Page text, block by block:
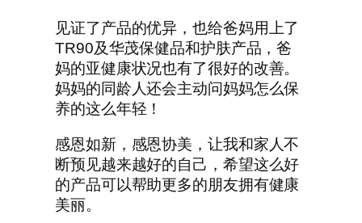
见证了产品的优异，也给爸妈用上了
TR90及华茂保健品和护肤产品，爸
妈的亚健康状况也有了很好的改善。
妈妈的同龄人还会主动问妈妈怎么保
养的这么年轻！
感恩如新，感恩协美，让我和家人不
断预见越来越好的自己，希望这么好
的产品可以帮助更多的朋友拥有健康
美丽。